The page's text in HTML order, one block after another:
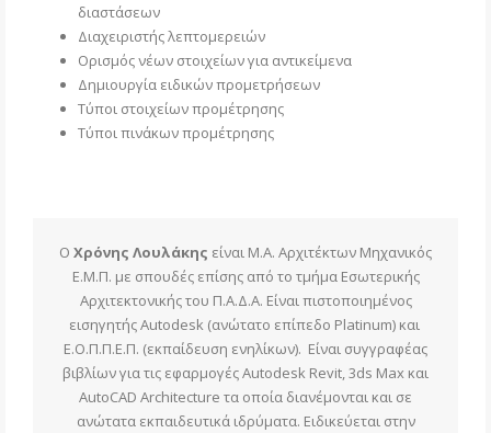
διαστάσεων
Διαχειριστής λεπτομερειών
Ορισμός νέων στοιχείων για αντικείμενα
Δημιουργία ειδικών προμετρήσεων
Τύποι στοιχείων προμέτρησης
Τύποι πινάκων προμέτρησης
Ο Χρόνης Λουλάκης είναι M.A. Αρχιτέκτων Μηχανικός
Ε.Μ.Π. με σπουδές επίσης από το τμήμα Εσωτερικής
Αρχιτεκτονικής του Π.Α.Δ.Α. Είναι πιστοποιημένος
εισηγητής Autodesk (ανώτατο επίπεδο Platinum) και
Ε.Ο.Π.Π.Ε.Π. (εκπαίδευση ενηλίκων). Είναι συγγραφέας
βιβλίων για τις εφαρμογές Autodesk Revit, 3ds Μax και
AutoCAD Architecture τα οποία διανέμονται και σε
ανώτατα εκπαιδευτικά ιδρύματα. Ειδικεύεται στην